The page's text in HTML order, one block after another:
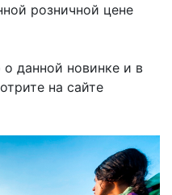
розничной цене
данной новинке и в
на сайте